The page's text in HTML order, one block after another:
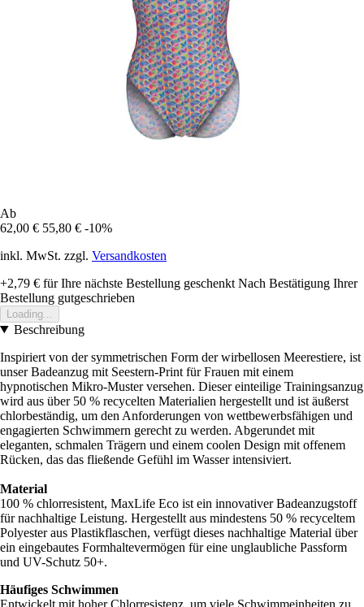
Ab
62,00 € 55,80 € -10%
inkl. MwSt. zzgl. Versandkosten
+2,79 € für Ihre nächste Bestellung geschenkt Nach Bestätigung Ihrer
Bestellung gutgeschrieben
Loading...
Beschreibung
Inspiriert von der symmetrischen Form der wirbellosen Meerestiere, ist
unser Badeanzug mit Seestern-Print für Frauen mit einem
hypnotischen Mikro-Muster versehen. Dieser einteilige Trainingsanzug
wird aus über 50 % recycelten Materialien hergestellt und ist äußerst
chlorbeständig, um den Anforderungen von wettbewerbsfähigen und
engagierten Schwimmern gerecht zu werden. Abgerundet mit
eleganten, schmalen Trägern und einem coolen Design mit offenem
Rücken, das das fließende Gefühl im Wasser intensiviert.
Material
100 % chlorresistent, MaxLife Eco ist ein innovativer Badeanzugstoff
für nachhaltige Leistung. Hergestellt aus mindestens 50 % recyceltem
Polyester aus Plastikflaschen, verfügt dieses nachhaltige Material über
ein eingebautes Formhaltevermögen für eine unglaubliche Passform
und UV-Schutz 50+.
Häufiges Schwimmen
Entwickelt mit hoher Chlorresistenz, um viele Schwimmeinheiten zu